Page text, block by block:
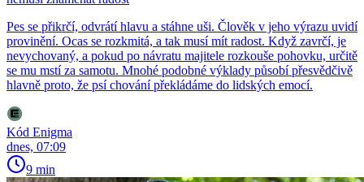
Pes se přikrčí, odvrátí hlavu a stáhne uši. Člověk v jeho výrazu uvidí
provinění. Ocas se rozkmitá, a tak musí mít radost. Když zavrčí, je
nevychovaný, a pokud po návratu majitele rozkouše pohovku, určitě
se mu mstí za samotu. Mnohé podobné výklady působí přesvědčivě
hlavně proto, že psí chování překládáme do lidských emocí.
Kód Enigma
dnes, 07:09
9 min